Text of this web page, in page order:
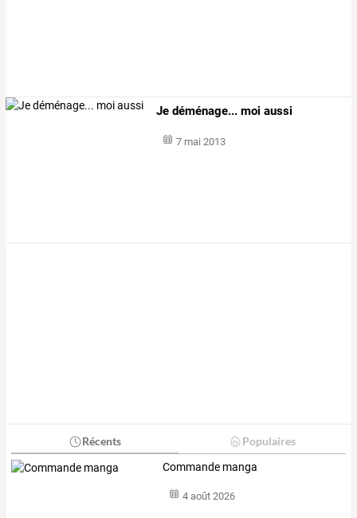
Je déménage... moi aussi
7 mai 2013
Récents Populaires
Commande manga
4 août 2026